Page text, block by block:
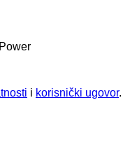
i korisnički ugovor.